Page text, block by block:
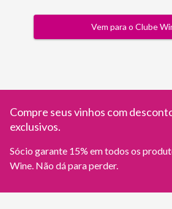
Vem para o Clube
Compre seus vinhos com
exclusivos.
Sócio garante 15% em todos os
Wine. Não dá para perder.